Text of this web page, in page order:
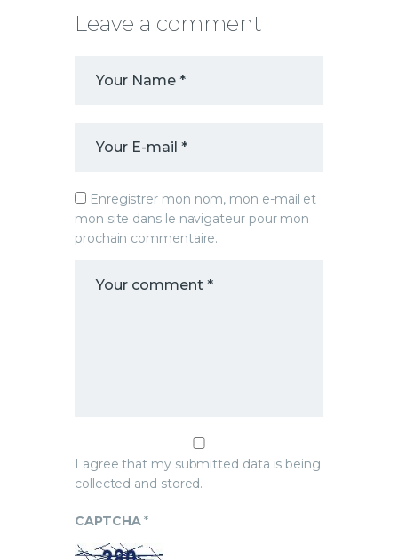
Leave a comment
Enregistrer mon nom, mon e-mail et
mon site dans le navigateur pour mon
prochain commentaire.
I agree that my submitted data is being
collected and stored.
CAPTCHA*